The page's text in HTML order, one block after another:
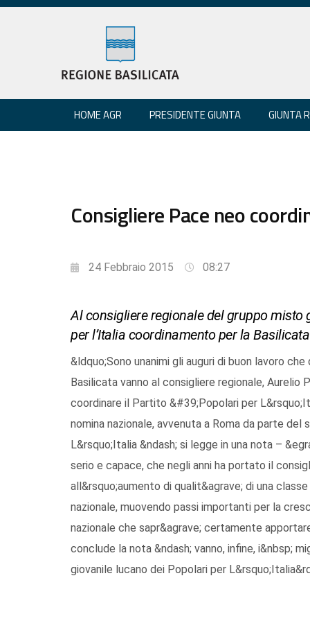
HOME AGR PRESIDENTE GIUNTA GIUNTA
Consigliere Pace neo
24 Febbraio 2015 08:27
Al consigliere regionale del gruppo
per l’Italia coordinamento per la Basilicata
&ldquo;Sono unanimi gli auguri di buon lavoro
Basilicata vanno al consigliere regionale,
coordinare il Partito &#39;Popolari per
nomina nazionale, avvenuta a Roma da parte
L&rsquo;Italia &ndash; si legge in una nota –
serio e capace, che negli anni ha portato il
all&rsquo;aumento di qualit&agrave; di una
nazionale, muovendo passi importanti per la
nazionale che sapr&agrave; certamente
conclude la nota &ndash; vanno, infine, i&nbsp;
giovanile lucano dei Popolari per